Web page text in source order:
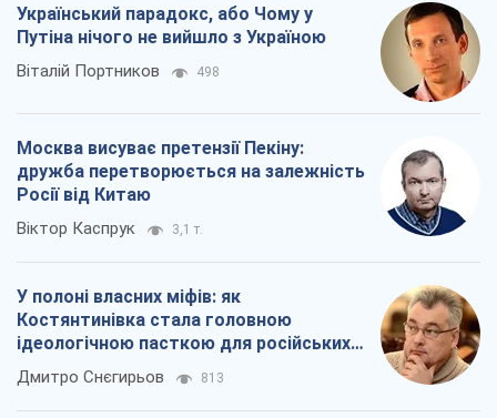
Український парадокс, або Чому у
Путіна нічого не вийшло з Україною
Віталій Портников 498
Москва висуває претензії Пекіну:
дружба перетворюється на залежність
Росії від Китаю
Віктор Каспрук 3,1 т.
У полоні власних міфів: як
Костянтинівка стала головною
ідеологічною пасткою для російських
окупантів
Дмитро Снєгирьов 813